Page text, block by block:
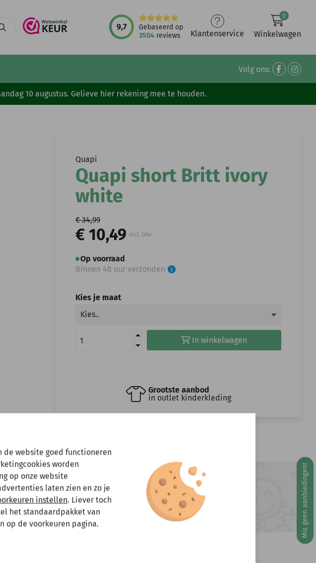
9,7
Gebaseerd op
3504 reviews Klantenservice
0
Winkelwagen
Volg ons:
10 augustus. Gelieve hier rekening mee te houden.
Quapi
Quapi short Britt ivory
white
€ 34,99
€ 10,49 incl. btw
Op voorraad
Binnen 48 uur verzonden
Kies je maat
In winkelwagen
Grootste aanbod
in outlet kinderkleding
Heeft u vragen?
Stuur een e-mail
info@miniandmore.nl
Mis geen aanbiedingen!
wordt dan maandag 10 augustus
je bestelling.
de website goed functioneren
worden
op onze website
laten zien en zo je
instellen. Liever toch
het standaardpakket van
op de voorkeuren pagina.